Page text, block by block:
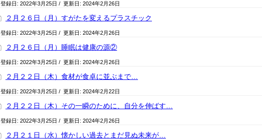
登録日: 2022年3月25日 / 更新日: 2024年2月26日
２月２６日（月）すがたを変えるプラスチック
登録日: 2022年3月25日 / 更新日: 2024年2月26日
２月２６日（月）睡眠は健康の源②
登録日: 2022年3月25日 / 更新日: 2024年2月26日
２月２２日（木）食材が食卓に並ぶまで…
登録日: 2022年3月25日 / 更新日: 2024年2月22日
２月２２日（木）その一瞬のために、自分を伸ばす…
登録日: 2022年3月25日 / 更新日: 2024年2月26日
２月２１日（水）懐かしい過去とまだ見ぬ未来が…